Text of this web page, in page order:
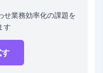
業務効率化の課題を
す